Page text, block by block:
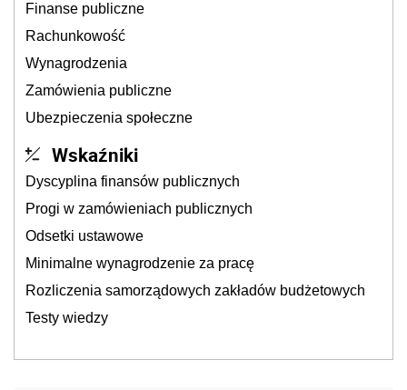
Finanse publiczne
Rachunkowość
Wynagrodzenia
Zamówienia publiczne
Ubezpieczenia społeczne
Wskaźniki
Dyscyplina finansów publicznych
Progi w zamówieniach publicznych
Odsetki ustawowe
Minimalne wynagrodzenie za pracę
Rozliczenia samorządowych zakładów budżetowych
Testy wiedzy